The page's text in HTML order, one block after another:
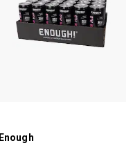
Enough